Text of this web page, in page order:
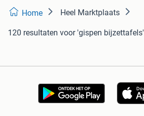
Home Heel Marktplaats
120 resultaten voor 'gispen bijzettafels'